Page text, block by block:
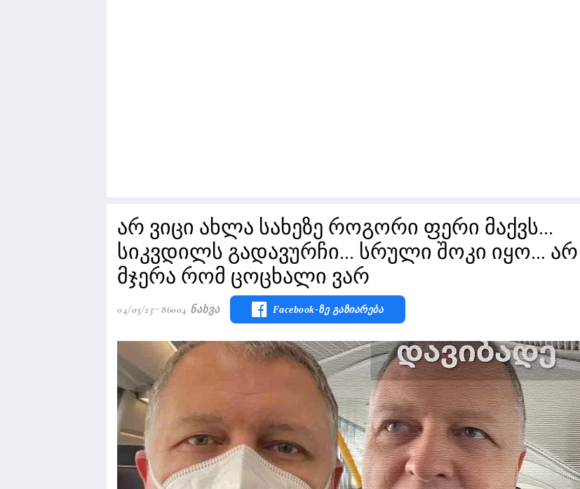
არ ვიცი ახლა სახეზე როგორი ფერი მაქვს...
სიკვდილს გადავურჩი... სრული შოკი იყო... არ
მჯერა რომ ცოცხალი ვარ
04/03/23 86004 Ნახვა Facebook-Ზე Გაზიარება